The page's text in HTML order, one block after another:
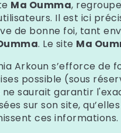
Ma Oumma,
Il est ici
de bonne foi, tant
. Le site Ma
Arkoun s’efforce de
possible (sous
ne saurait garantir
sur son site,
ces informations.